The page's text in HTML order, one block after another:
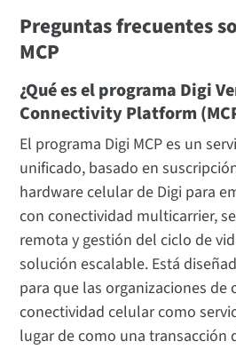
Preguntas frecuentes
MCP
¿Qué es el programa Digi
Connectivity Platform
El programa Digi MCP es un
unificado, basado en
hardware celular de Digi para
con conectividad multicarrier,
remota y gestión del ciclo de
solución escalable. Está
para que las organizaciones de
conectividad celular como
lugar de como una transacción